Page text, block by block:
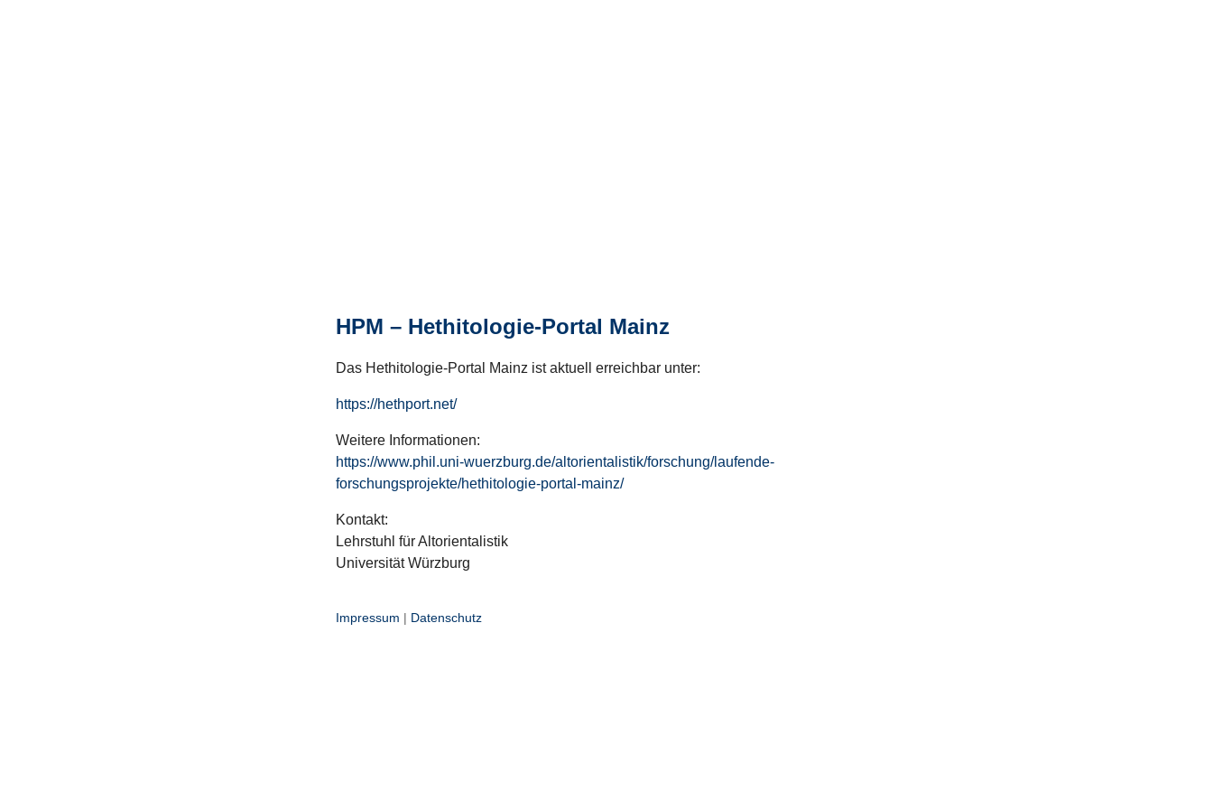
HPM – Hethitologie-Portal Mainz
Das Hethitologie-Portal Mainz ist aktuell erreichbar unter:
https://hethport.net/
Weitere Informationen:
https://www.phil.uni-wuerzburg.de/altorientalistik/forschung/laufende-
forschungsprojekte/hethitologie-portal-mainz/
Kontakt:
Lehrstuhl für Altorientalistik
Universität Würzburg
Impressum | Datenschutz